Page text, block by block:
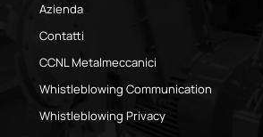
Azienda
Contatti
CCNL Metalmeccanici
Whistleblowing Communication
Whistleblowing Privacy